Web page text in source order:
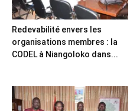
Redevabilité envers les
organisations membres : la
CODEL à Niangoloko dans...